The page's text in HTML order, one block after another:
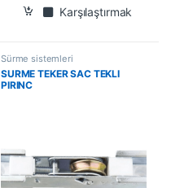
Karşılaştırmak
Sürme sistemleri
SURME TEKER SAC TEKLI
PIRINC